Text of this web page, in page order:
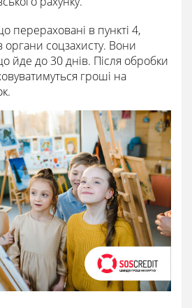
перераховані в пункті 4,
органи соцзахисту. Вони
йде до 30 днів. Після обробки
гроші на